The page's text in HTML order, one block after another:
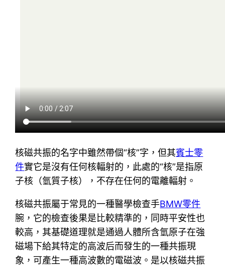
核磁共振的名字中雖然帶個“核”字，但其賓士零
件實它是沒有任何核輻射的，此處的“核”是指原
子核（氫質子核），不存在任何的電離輻射。
核磁共振屬于常見的一種醫學檢查手BMW零件
腕，它的檢查後果是比較精準的，同時平安性也
較高，其基礎道理就是通過人體所含氫原子在強
磁場下給其特定的高波后而發生的一種共振現
象，可產生一種高波數的電磁波。是以核磁共振